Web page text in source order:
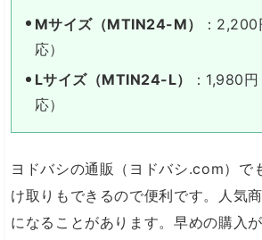
Mサイズ（MTIN24-M）
：
応）
Lサイズ（MTIN24-L）
：1,980
応）
ヨドバシの通販（ヨドバシ.com）で
け取りもできるので便利です。人気
になることがあります。早めの購入が